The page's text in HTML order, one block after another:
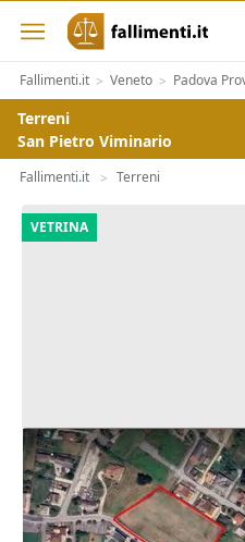
Fallimenti.it > Veneto > Padova
Terreni
San Pietro Viminario
Fallimenti.it > Terreni
VETRINA
Asta Terreno edificabile
di 8.250 mq
Piacenza d'Adige (Padova)
16.712 €